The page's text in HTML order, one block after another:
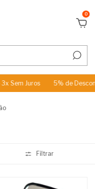
0
5% de Desconto no
Filtrar